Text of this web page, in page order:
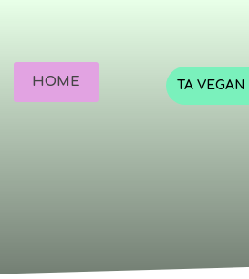
ΤΑ
HOME